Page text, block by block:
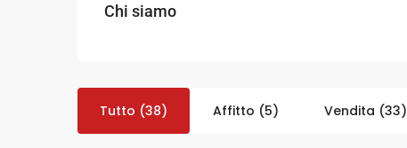
Chi siamo
Tutto (38) Affitto (5) Vendita (33)